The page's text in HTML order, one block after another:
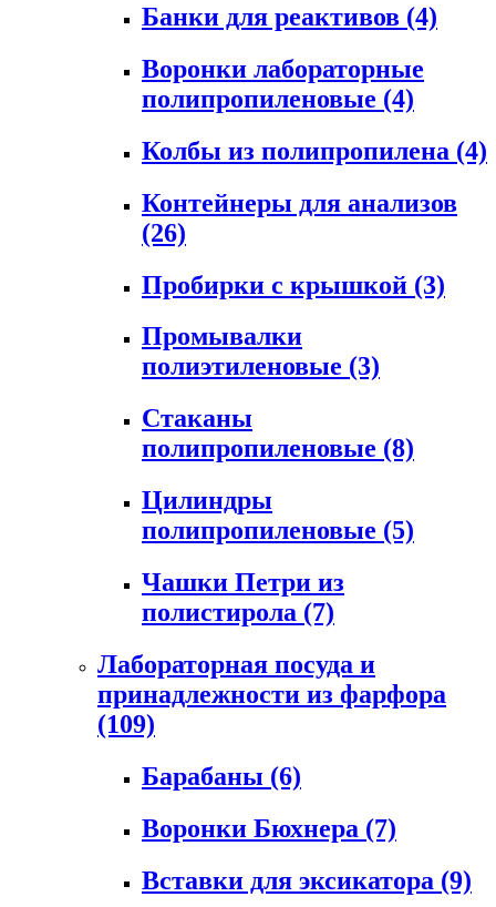
Банки для реактивов (4)
Воронки лабораторные
полипропиленовые (4)
Колбы из полипропилена (4)
Контейнеры для анализов
(26)
Пробирки с крышкой (3)
Промывалки
полиэтиленовые (3)
Стаканы
полипропиленовые (8)
Цилиндры
полипропиленовые (5)
Чашки Петри из
полистирола (7)
Лабораторная посуда и
принадлежности из фарфора
(109)
Барабаны (6)
Воронки Бюхнера (7)
Вставки для эксикатора (9)